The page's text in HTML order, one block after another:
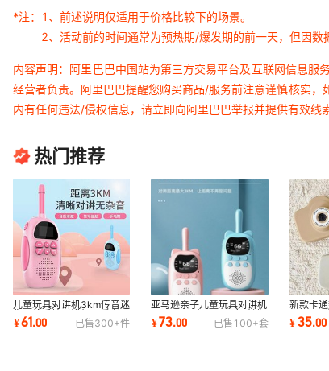
*注：
1、前述说明仅适用于价格比较下的场景。
2、活动前的时间通常为预热期/爆发期的前一天，但因
内容声明：阿里巴巴中国站为第三方交易平台及互联网信息
经营者负责。阿里巴巴提醒您购买商品/服务前注意谨慎核实
内有任何违法/侵权信息，请立即向阿里巴巴举报并提供有效线索
热门推荐
儿童玩具对讲机3km传音迷
你无线手持对讲机可爱亲子
玩具
¥61.00 已售300+件
亚马逊亲子儿童玩具对讲机
SJ200互动玩具 男女孩迷
你无线通话猫咪
¥73.00 已售 100+套
新款卡
1200W
生日礼品
¥35.00